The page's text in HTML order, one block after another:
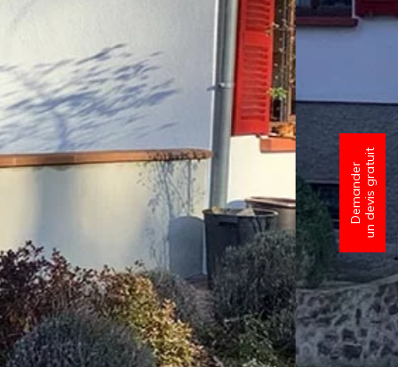
Demanderun devis gratuit